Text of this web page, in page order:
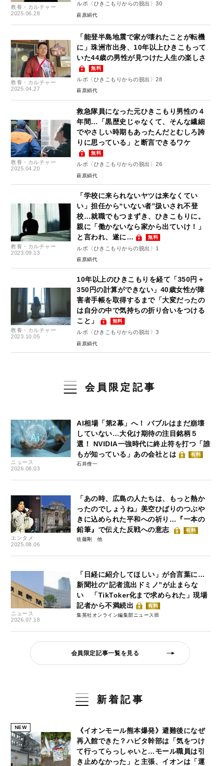
教養・カルチャー
2025.06.28
ルポ〈ひきこもりからの脱出〉30
萩原絹代
教養・カルチャー
2025.04.27
「能登半島地震で家が壊れたことが転機
に」珠洲市出身、10年以上ひきこもって
いた44歳の男性が見つけた人生の楽しさ
無料
ルポ〈ひきこもりからの脱出〉28
萩原絹代
教養・カルチャー
2025.04.20
救急隊員になった元ひきこもり男性の４
年間…「黒歴史じゃなくて、そんな繊細
でやさしい時期もあったんだとむしろ誇
りに思っている」と断言できるワケ
無料
ルポ〈ひきこもりからの脱出〉26
萩原絹代
教養・カルチャー
2023.09.13
「学校に来られないヤツは来なくてい
い」担任から“いない者”扱いされ不登
校…就職でもつまずき、ひきこもりに。
親に「働かないなら家から出ていけ！」
と言われ、遂に…
無料
ルポ〈ひきこもりからの脱出〉1
萩原絹代
教養・カルチャー
2023.10.05
10年以上のひきこもりを経て「350円＋
350円の計算ができない」40歳女性が障
害者手帳を取得するまで「大変だったの
は自分の中で気持ちの折り合いをつける
こと」
無料
ルポ〈ひきこもりからの脱出〉3
萩原絹代
会員限定記事
ニュース
2026.08.03
AI相場「第2幕」へ！ バブルはまだ崩壊
していない…大化け期待の注目銘柄５
選！ NVIDIA一強時代に終止符を打つ「誰
もが知っている」あの会社とは
有料
石井僚一
エンタメ
2025.08.06
「あの時、広島の人たちは、もっと熱か
ったのでしょうね」美空ひばりのつぶや
きに込められた平和への祈り…『一本の
鉛筆』で伝えた反戦への意志
有料
佐藤剛
ニュース
2026.07.18
「日経に紹介してほしい」が合言葉に…
新聞社の“記者流出ドミノ”が止まらな
い 「TikToker化まで求められた」現場
記者から不満続出
有料
集英社オンライン編集部ニュース班
会員限定記事一覧を見る
新着記事
NEW
《イオンモール熊本爆発》避難後になぜ
再入館できた？ハビタ幹部は「気をつけ
て行ってらっしゃいと…モール職員は引
き止めなかった」と主張、イオンは「運